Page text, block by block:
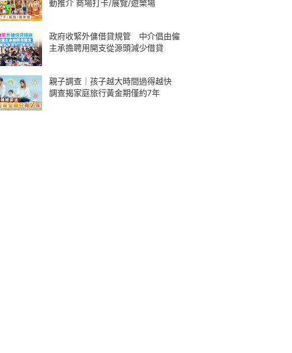
動推介 商場打卡/展覽/遊樂場
政府收緊外傭借貸規管 中介倡由僱
主承擔聘用開支從源頭減少借貸
親子調查｜孩子越大時間過得越快
調查揭家庭旅行黃金期僅約7年